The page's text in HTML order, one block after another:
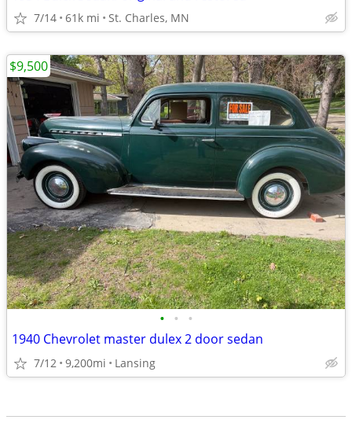
7/14 61k mi St. Charles, MN
• • •
1940 Chevrolet master dulex 2 door sedan
7/12 9,200mi Lansing
$9,500